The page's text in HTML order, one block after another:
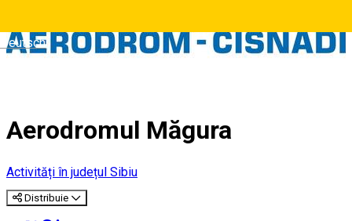
Deutsch
Aerodromul Măgura
Activități în județul Sibiu
Distribuie